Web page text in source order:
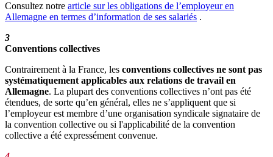
Consultez notre article sur les obligations de l’employeur en
Allemagne en termes d’information de ses salariés .
3
Conventions collectives
Contrairement à la France, les conventions collectives ne sont pas
systématiquement applicables aux relations de travail en
Allemagne. La plupart des conventions collectives n’ont pas été
étendues, de sorte qu’en général, elles ne s’appliquent que si
l’employeur est membre d’une organisation syndicale signataire de
la convention collective ou si l'applicabilité de la convention
collective a été expressément convenue.